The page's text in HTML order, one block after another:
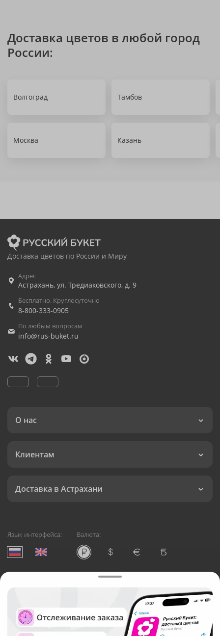
Доставка цветов в любой город
России:
Волгоград Тамбов
Москва Казань
Доставка цветов по России и Миру
Адрес
Астрахань, ул. Тредиаковского, д. 9
Бесплатно. Круглосуточно
8-800-333-0905
По любым вопросам
info@rus-buket.ru
О нас
Клиентам
Доставка в Астрахани
Язык интерфейса: Валюта:
Служба круглосуточной доставки цветов в Астрахани
Русский Букет, 2026
Общество с ограниченной ответственностью «Технология»
ОГРН: 1195476081745, ИНН: 5410081997
Юридический адрес: г. Новосибирск, ул. Ипподромская,